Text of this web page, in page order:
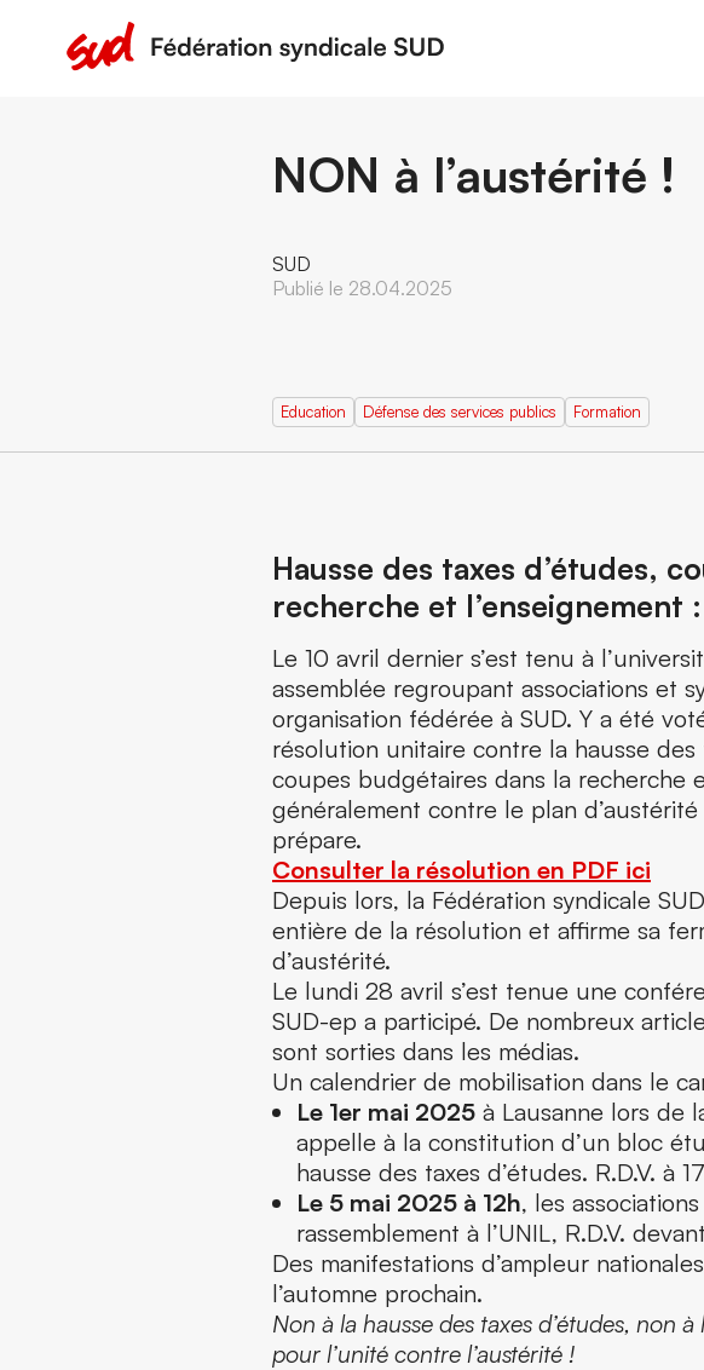
NON à l’austérité !
SUD
Publié le 28.04.2025
Education Défense des services publics Formation
Hausse des taxes d’études,
recherche et l’enseignement
Le 10 avril dernier s’est tenu à
assemblée regroupant associations et
organisation fédérée à SUD. Y a été
résolution unitaire contre la hausse des
coupes budgétaires dans la recherche
généralement contre le plan
prépare.
Consulter la résolution en PDF ici
Depuis lors, la Fédération syndicale
entière de la résolution et affirme sa
d’austérité.
Le lundi 28 avril s’est tenue une
SUD-ep a participé. De nombreux
sont sorties dans les médias.
Un calendrier de mobilisation dans le
Le 1er mai 2025 à Lausanne lors de
appelle à la constitution d’un bloc
hausse des taxes d’études. R.D.V. à
Le 5 mai 2025 à 12h, les
rassemblement à l’UNIL, R.D.V.
Des manifestations d’ampleur
l’automne prochain.
Non à la hausse des taxes d’études, non à
pour l’unité contre l’austérité !